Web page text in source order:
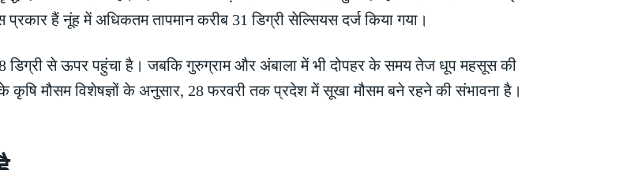
हैं नूंह में अधिकतम तापमान करीब 31 डिग्री सेल्सियस दर्ज किया गया।
डिग्री से ऊपर पहुंचा है। जबकि गुरुग्राम और अंबाला में भी दोपहर के समय तेज धूप महसूस की
के कृषि मौसम विशेषज्ञों के अनुसार, 28 फरवरी तक प्रदेश में सूखा मौसम बने रहने की संभावना है।